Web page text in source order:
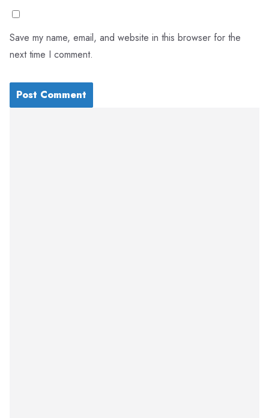
Save my name, email, and website in this browser for the
next time I comment.